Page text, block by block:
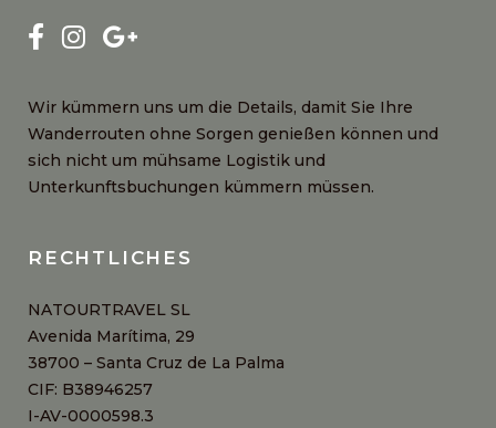
Wir kümmern uns um die Details, damit Sie Ihre
Wanderrouten ohne Sorgen genießen können und
sich nicht um mühsame Logistik und
Unterkunftsbuchungen kümmern müssen.
RECHTLICHES
NATOURTRAVEL SL
Avenida Marítima, 29
38700 – Santa Cruz de La Palma
CIF: B38946257
I-AV-0000598.3